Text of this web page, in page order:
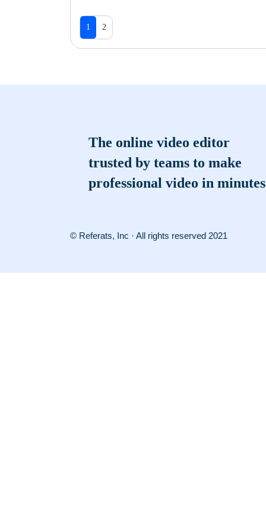
1 2
The online video editor
trusted by teams to make
professional video in minutes
© Referats, Inc · All rights reserved 2021